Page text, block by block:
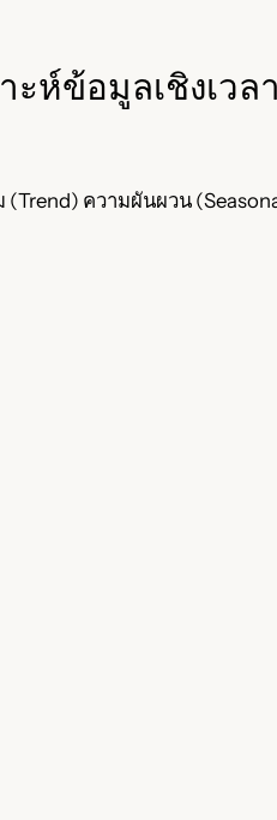
ะห์ข้อมูลเชิงเวล
ความผันผวน